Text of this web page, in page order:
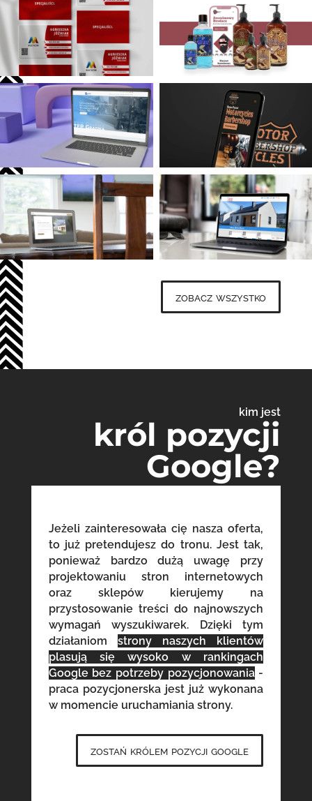
zobacz wszystko
kim jest
król pozycji
Google?
Jeżeli zainteresowała cię nasza oferta,
to już pretendujesz do tronu. Jest tak,
ponieważ bardzo dużą uwagę przy
projektowaniu stron internetowych
oraz sklepów kierujemy na
przystosowanie treści do najnowszych
wymagań wyszukiwarek. Dzięki tym
działaniom strony naszych klientów
plasują się wysoko w rankingach
Google bez potrzeby pozycjonowania-
praca pozycjonerska jest już wykonana
w momencie uruchamiania strony.
zostań królem pozycji google